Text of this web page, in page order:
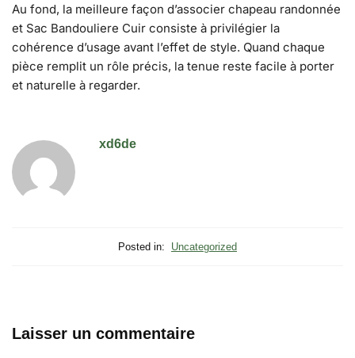
Au fond, la meilleure façon d’associer chapeau randonnée
et Sac Bandouliere Cuir consiste à privilégier la
cohérence d’usage avant l’effet de style. Quand chaque
pièce remplit un rôle précis, la tenue reste facile à porter
et naturelle à regarder.
xd6de
Posted in: Uncategorized
Laisser un commentaire